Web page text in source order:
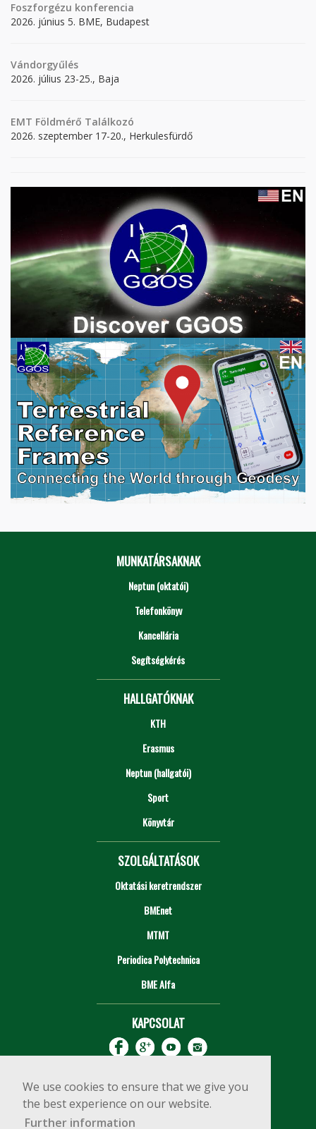
We use cookies to ensure that we give you
the best experience on our website.
Further information
Foszforgézu konferencia
2026. június 5. BME, Budapest
Vándorgyűlés
2026. július 23-25., Baja
EMT Földmérő Találkozó
2026. szeptember 17-20., Herkulesfürdő
MUNKATÁRSAKNAK
Neptun (oktatói)
Telefonkönyv
Kancellária
Segítségkérés
HALLGATÓKNAK
KTH
Erasmus
Neptun (hallgatói)
Sport
Könyvtár
SZOLGÁLTATÁSOK
Oktatási keretrendszer
BMEnet
MTMT
Periodica Polytechnica
BME Alfa
KAPCSOLAT